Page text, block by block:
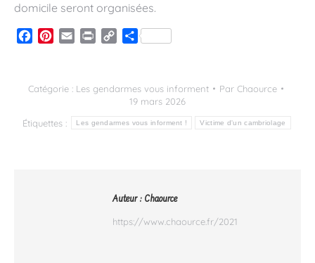
domicile seront organisées.
Facebook
Pinterest
Email Print
CopyPartager
Catégorie : Les gendarmes vous informent Par Chaource
19 mars 2026
Étiquettes :
Les gendarmes vous informent ! Victime d'un cambriolage
Auteur : Chaource
https://www.chaource.fr/2021